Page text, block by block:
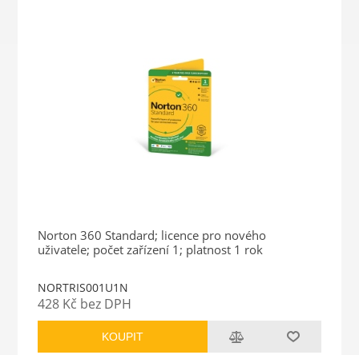
Norton 360 Standard; licence pro nového
uživatele; počet zařízení 1; platnost 1 rok
NORTRIS001U1N
428 Kč bez DPH
KOUPIT